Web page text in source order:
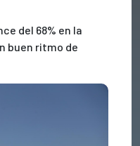
del 68% en la
buen ritmo de